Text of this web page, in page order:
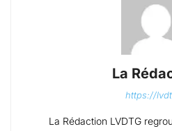
La
https://
La Rédaction LVDTG